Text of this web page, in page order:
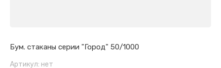
Бум. стаканы серии "Город" 50/1000
Артикул: нет